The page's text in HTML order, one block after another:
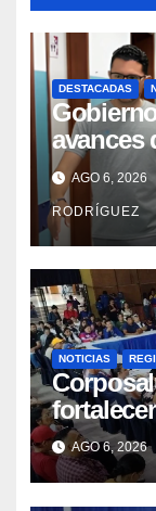
DESTACADAS
avances
en el
Vargas
AGO 6, 2026
RODRÍGUEZ
NOTICIAS
AGO 6, 2026